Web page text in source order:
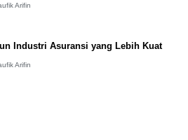
Arifin
Industri Asuransi yang Lebih Kuat
Arifin